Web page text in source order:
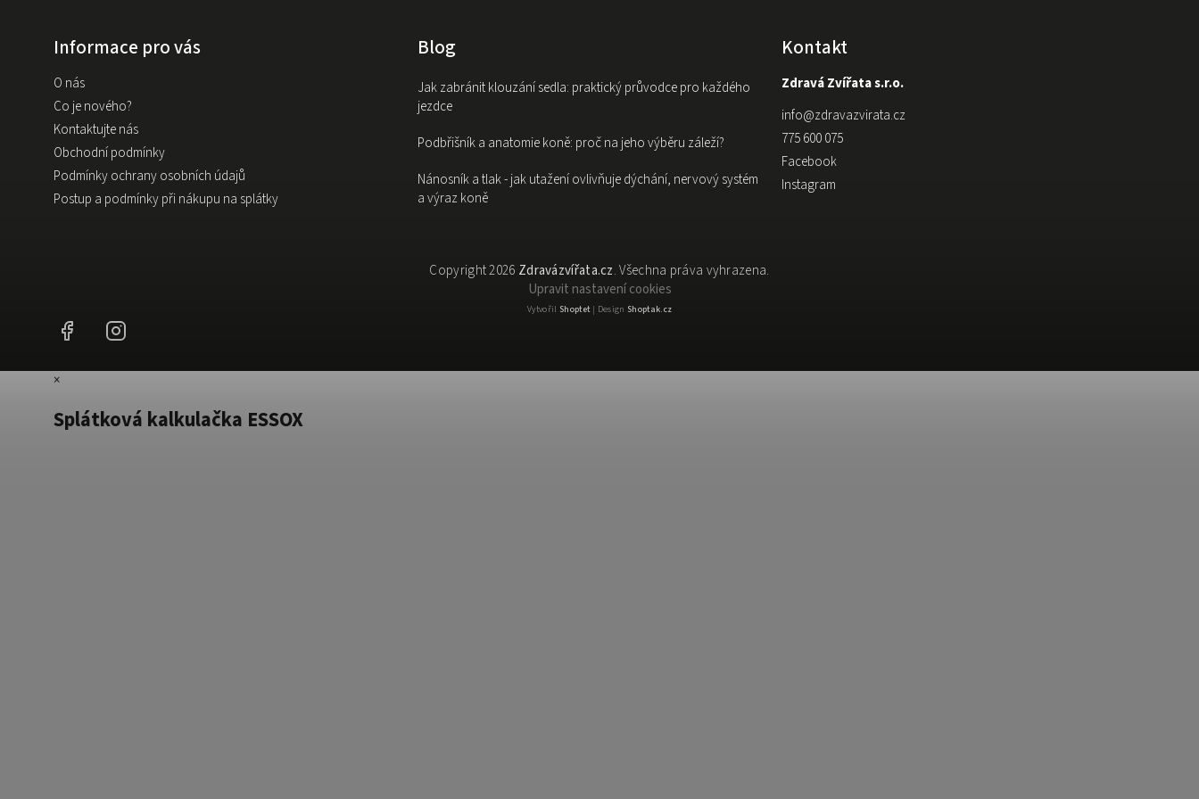
Informace pro vás
O nás
Co je nového?
Kontaktujte nás
Obchodní podmínky
Podmínky ochrany osobních údajů
Postup a podmínky při nákupu na splátky
Blog
Jak zabránit klouzání sedla: praktický průvodce pro každého
jezdce
Podbřišník a anatomie koně: proč na jeho výběru záleží?
Nánosník a tlak - jak utažení ovlivňuje dýchání, nervový systém
a výraz koně
Kontakt
Zdravá Zvířata s.r.o.
info@zdravazvirata.cz
775 600 075
Facebook
Instagram
Copyright 2026 Zdravázvířata.cz. Všechna práva vyhrazena.
Upravit nastavení cookies
Vytvořil Shoptet| Design Shoptak.cz
Facebook
×
Splátková kalkulačka ESSOX